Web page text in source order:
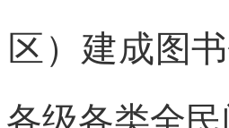
区）建成图